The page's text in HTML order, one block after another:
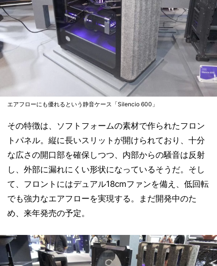
エアフローにも優れるという静音ケース「Silencio 600」
その特徴は、ソフトフォームの素材で作られたフロン
トパネル。縦に長いスリットが開けられており、十分
な広さの開口部を確保しつつ、内部からの騒音は反射
し、外部に漏れにくい形状になっているそうだ。そし
て、フロントにはデュアル18cmファンを備え、低回転
でも強力なエアフローを実現する。まだ開発中のた
め、来年発売の予定。